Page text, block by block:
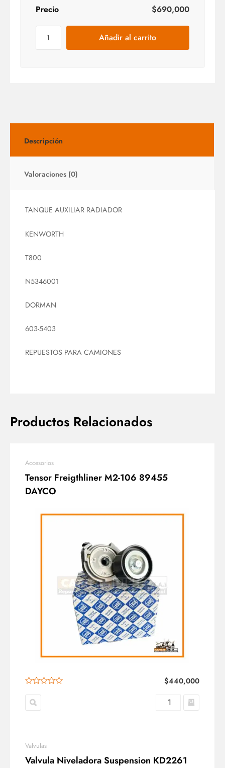
Precio $690,000
Añadir al carrito
Descripción
Valoraciones (0)
TANQUE AUXILIAR RADIADOR
KENWORTH
T800
N5346001
DORMAN
603-5403
REPUESTOS PARA CAMIONES
Productos Relacionados
Accesorios
Tensor Freigthliner M2-106 89455
DAYCO
$440,000
Valvulas
Valvula Niveladora Suspension KD2261